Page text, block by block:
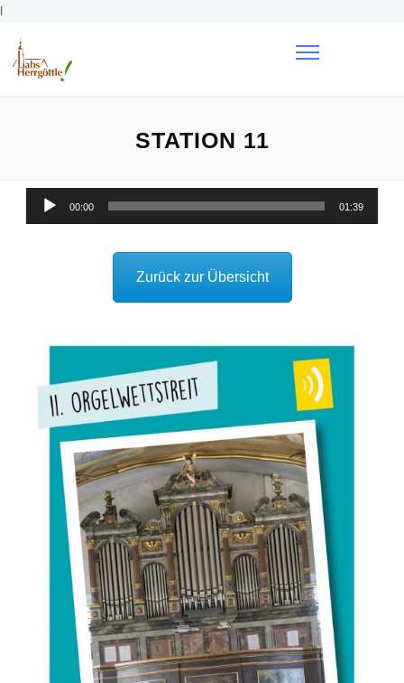
l
STATION 11
00:00 01:39
Zurück zur Übersicht